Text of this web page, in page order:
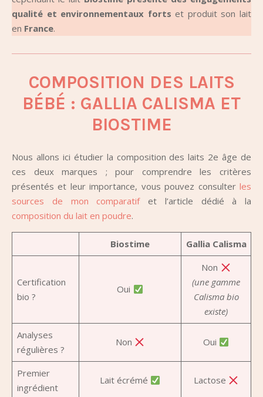
qualité et environnementaux forts et produit son lait
en France.
COMPOSITION DES LAITS
BÉBÉ : GALLIA CALISMA ET
BIOSTIME
Nous allons ici étudier la composition des laits 2e âge de
ces deux marques ; pour comprendre les critères
présentés et leur importance, vous pouvez consulter les
sources de mon comparatifet l’article dédié à la
composition du lait en poudre.
Biostime Gallia Calisma
Certification
bio ?
Oui
Non
(une gamme
Calisma bio
existe)
Analyses
régulières ?
Non Oui
Premier
ingrédient
Lait écrémé Lactose